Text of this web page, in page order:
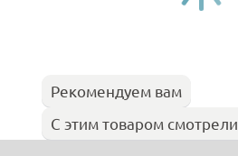
Рекомендуем вам
С этим товаром смотрели